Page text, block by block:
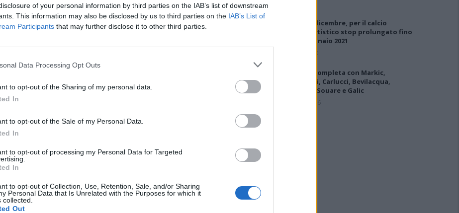
of your personal information by third parties on the IAB’s list of downstream
This information may also be disclosed by us to third parties on the IAB’s List of
Participants that may further disclose it to other third parties.
Data Processing Opt Outs
to opt-out of the Sharing of my personal data.
In
to opt-out of the Sale of my Personal Data.
In
to opt-out of processing my Personal Data for Targeted
In
to opt-out of Collection, Use, Retention, Sale, and/or Sharing
Personal Data that Is Unrelated with the Purposes for which it
collected.
Out
5 Ago 2026
L'Atletico Cagliari di Saba prende
Sanna, Simoni e mantiene lo zoccolo
portiere Fadda, altro colpo Coghinas
con Samuele Pinna
con
Il Sant'Elena si riprende il difensore
28 Lug 2026
DPCM 3 dicembre, per il calcio
dilettantistico stop prolungato fino
al 15 gennaio 2021
3 Dic 2020
L'Ilva si completa con Markic,
Contucci, Carlucci, Bevilacqua,
Solinas, Souare e Galic
7 Ago 2026